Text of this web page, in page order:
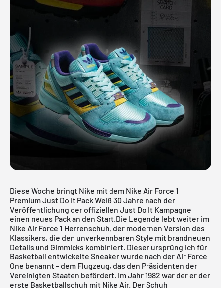
Diese Woche bringt Nike mit dem Nike Air Force 1
Premium Just Do It Pack Weiß 30 Jahre nach der
Veröffentlichung der offiziellen Just Do It Kampagne
einen neues Pack an den Start.Die Legende lebt weiter im
Nike Air Force 1 Herrenschuh, der modernen Version des
Klassikers, die den unverkennbaren Style mit brandneuen
Details und Gimmicks kombiniert. Dieser ursprünglich für
Basketball entwickelte Sneaker wurde nach der Air Force
One benannt – dem Flugzeug, das den Präsidenten der
Vereinigten Staaten befördert. Im Jahr 1982 war der er der
erste Basketballschuh mit Nike Air. Der Schuh